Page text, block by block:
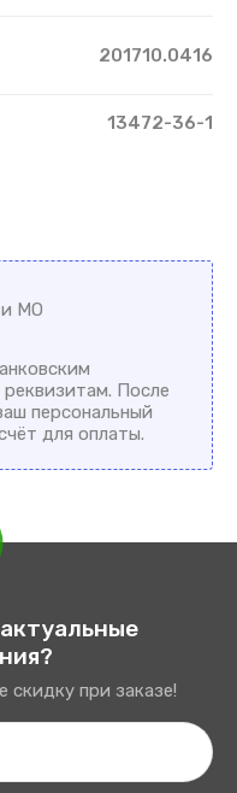
201710.0416
13472-36-1
и МО
После
персональный
для оплаты.
скидку при заказе!